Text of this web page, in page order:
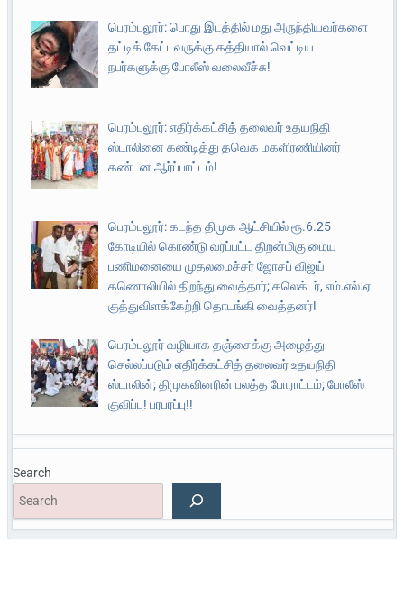
பெரம்பலூர்: பொது இடத்தில் மது அருந்தியவர்களை
தட்டிக் கேட்டவருக்கு கத்தியால் வெட்டிய
நபர்களுக்கு போலீஸ் வலைவீச்சு!
பெரம்பலூர்: எதிர்க்கட்சித் தலைவர் உதயநிதி
ஸ்டாலினை கண்டித்து தவெக மகளிரணியினர்
கண்டன ஆர்ப்பாட்டம்!
பெரம்பலூர்: கடந்த திமுக ஆட்சியில் ரூ.6.25
கோடியில் கொண்டு வரப்பட்ட திறன்மிகு மைய
பணிமனையை முதலமைச்சர் ஜோசப் விஜய்
கணொலியில் திறந்து வைத்தார்; கலெக்டர், எம்.எல்.ஏ
குத்துவிளக்கேற்றி தொடங்கி வைத்தனர்!
பெரம்பலூர் வழியாக தஞ்சைக்கு அழைத்து
செல்லப்படும் எதிர்க்கட்சித் தலைவர் உதயநிதி
ஸ்டாலின்; திமுகவினரின் பலத்த போராட்டம்; போலீஸ்
குவிப்பு! பரபரப்பு!!
Search